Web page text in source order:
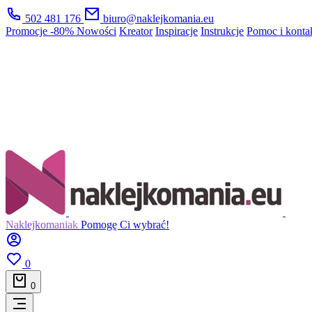
502 481 176
biuro@naklejkomania.eu
Promocje -80% Nowości Kreator Inspiracje Instrukcje Pomoc i
Naklejkomaniak Pomogę Ci wybrać!
0
0